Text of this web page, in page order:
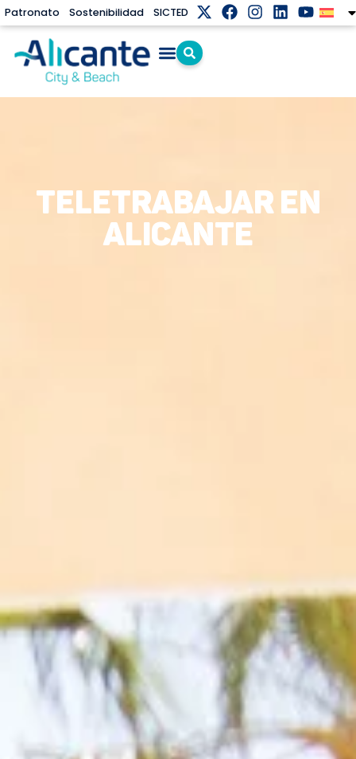
Patronato Sostenibilidad SICTED
TELETRABAJAR EN
ALICANTE